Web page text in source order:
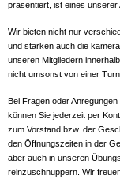
präsentiert, ist eines unserer
Wir bieten nicht nur
und stärken auch die
unseren Mitgliedern
nicht umsonst von einer
Bei Fragen oder
können Sie jederzeit per
zum Vorstand bzw. der
den Öffnungszeiten in der
aber auch in unseren
reinzuschnuppern. Wir